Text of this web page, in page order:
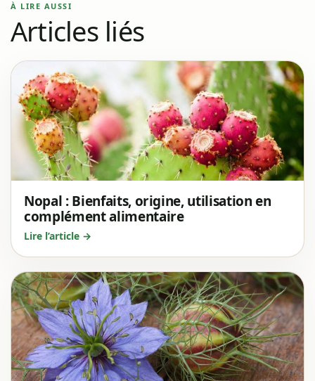
À LIRE AUSSI
Articles liés
Nopal : Bienfaits, origine, utilisation en
complément alimentaire
Lire l’article →